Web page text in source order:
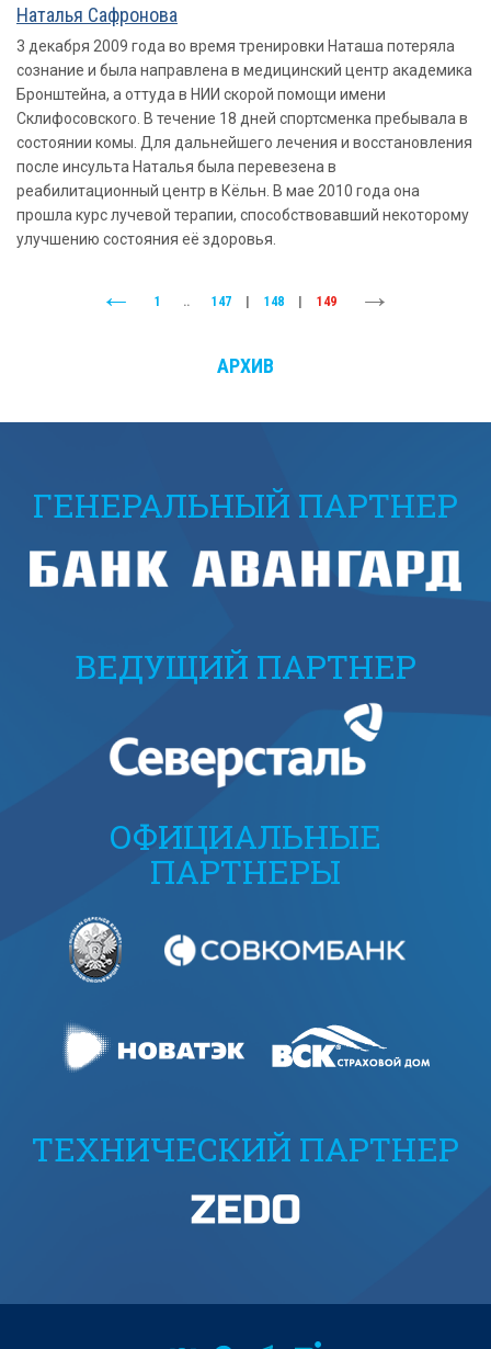
Наталья Сафронова
3 декабря 2009 года во время тренировки Наташа потеряла
сознание и была направлена в медицинский центр академика
Бронштейна, а оттуда в НИИ скорой помощи имени
Склифосовского. В течение 18 дней спортсменка пребывала в
состоянии комы. Для дальнейшего лечения и восстановления
после инсульта Наталья была перевезена в
реабилитационный центр в Кёльн. В мае 2010 года она
прошла курс лучевой терапии, способствовавший некоторому
улучшению состояния её здоровья.
1 .. 147 | 148 | 149
АРХИВ
ГЕНЕРАЛЬНЫЙ ПАРТНЕР
ВЕДУЩИЙ ПАРТНЕР
ОФИЦИАЛЬНЫЕ
ПАРТНЕРЫ
ТЕХНИЧЕСКИЙ ПАРТНЕР